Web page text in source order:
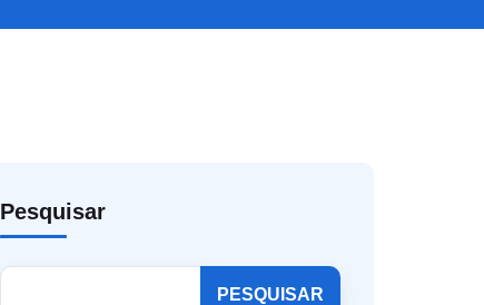
Pesquisar
PESQUISAR